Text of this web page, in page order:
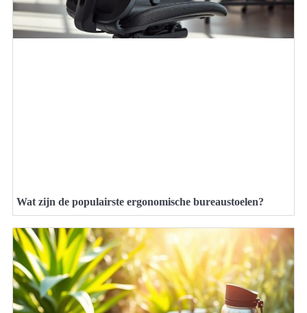
Wat zijn de populairste ergonomische bureaustoelen?